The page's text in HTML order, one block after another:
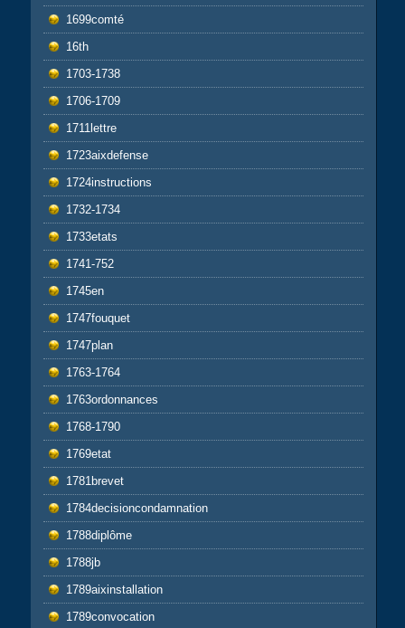
1699comté
16th
1703-1738
1706-1709
1711lettre
1723aixdefense
1724instructions
1732-1734
1733etats
1741-752
1745en
1747fouquet
1747plan
1763-1764
1763ordonnances
1768-1790
1769etat
1781brevet
1784decisioncondamnation
1788diplôme
1788jb
1789aixinstallation
1789convocation